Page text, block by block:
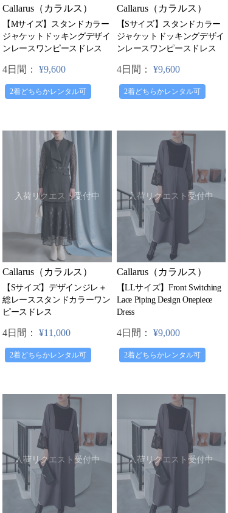
Callarus（カラルス）
【Mサイズ】スタンドカラー
ジャケットドッキングデザイ
ンレースワンピースドレス
4日間： ¥9,600
2着どちらかレンタル可
Callarus（カラルス）
【Sサイズ】スタンドカラー
ジャケットドッキングデザイ
ンレースワンピースドレス
4日間： ¥9,600
2着どちらかレンタル可
入荷リクエスト受付中
Callarus（カラルス）
【Sサイズ】デザインジレ＋
総レーススタンドカラーワン
ピースドレス
4日間： ¥11,000
2着どちらかレンタル可
入荷リクエスト受付中
Callarus（カラルス）
【LLサイズ】Front Switching
Lace Piping Design Onepiece
Dress
4日間： ¥9,000
2着どちらかレンタル可
入荷リクエスト受付中 入荷リクエスト受付中